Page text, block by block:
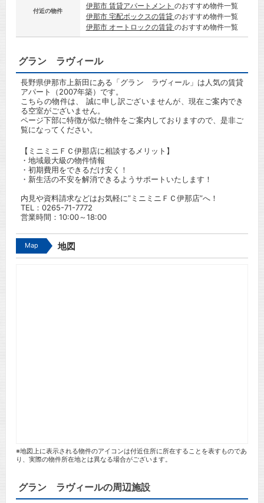
付近の物件
伊那市 賃貸アパートメント のおすすめ物件一覧
伊那市 宅配ボックスの賃貸 のおすすめ物件一覧
伊那市 オートロックの賃貸 のおすすめ物件一覧
グラン ラヴィール
長野県伊那市上新田にある「グラン ラヴィール」は人気の賃貸
アパート（2007年築）です。
こちらの物件は、 誠に申し訳ございませんが、現在ご案内でき
る空室がございません。
ページ下部に特徴が似た物件をご案内しておりますので、是非ご
覧になってください。
【ミニミニＦＣ伊那店に相談するメリット】
・地域最大級の物件情報
・初期費用をできるだけ安く！
・新生活の不安を解消できるようサポートいたします！
内見や資料請求などはお気軽に”ミニミニＦＣ伊那店”へ！
TEL： 0265-71-7772
営業時間：10:00～18:00
Map 地図
※地図上に表示される物件のアイコンは付近住所に所在することを表すものであ
り、実際の物件所在地とは異なる場合がございます。
グラン ラヴィールの周辺施設